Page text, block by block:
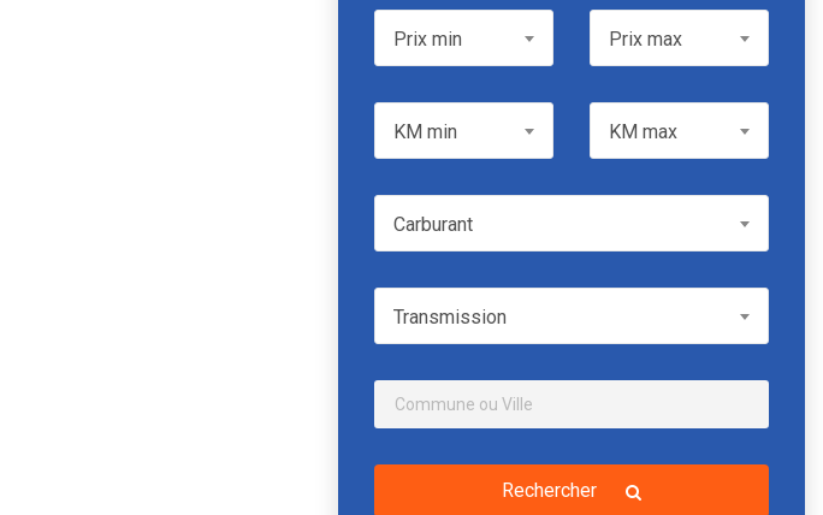
Prix minPrix min Prix maxPrix max
KM min KM max
CarburantCarburant
TransmissionTransmission
Rechercher